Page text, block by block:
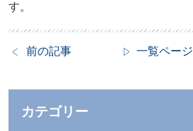
す。
前の記事 一覧ページ
カテゴリー